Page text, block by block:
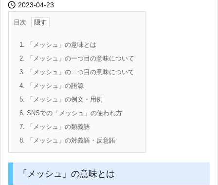
 2023-04-23
目次
1. 「メッシュ」の意味とは
2. 「メッシュ」の一つ目の意味について
3. 「メッシュ」の二つ目の意味について
4. 「メッシュ」の語源
5. 「メッシュ」の例文・用例
6. SNSでの「メッシュ」の使われ方
7. 「メッシュ」の類義語
8. 「メッシュ」の対義語・反意語
「メッシュ」の意味とは